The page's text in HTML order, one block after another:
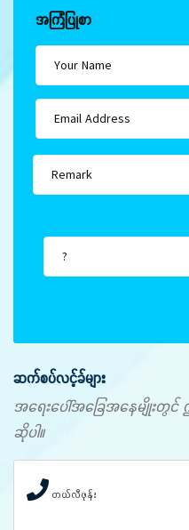
အကြံပြုစာ
ဆက်စပ်လင့်ခ်များ
အရေးပေါ်အခြေအနေမျိုးတွင်
ဆိုပါ။
တယ်လီဖုန်း